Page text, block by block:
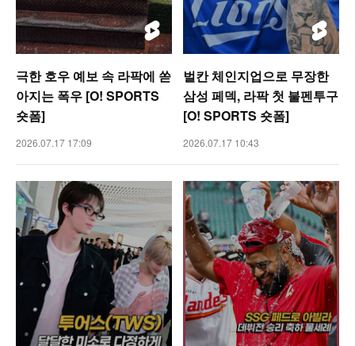
극한 호우 예보 속 라팍에 쏟
아지는 폭우 [O! SPORTS
숏폼]
2026.07.17 17:09
벌칸 체인지업으로 무장한
삼성 페덱, 라팍 첫 불펜투구
[O! SPORTS 숏폼]
2026.07.17 10:43